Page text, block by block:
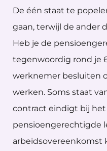
De één staat te
gaan, terwijl de ander
Heb je de
tegenwoordig rond je
werknemer besluiten
werken. Soms staat
contract eindigt bij
pensioengerechtigde
arbeidsovereenkomst